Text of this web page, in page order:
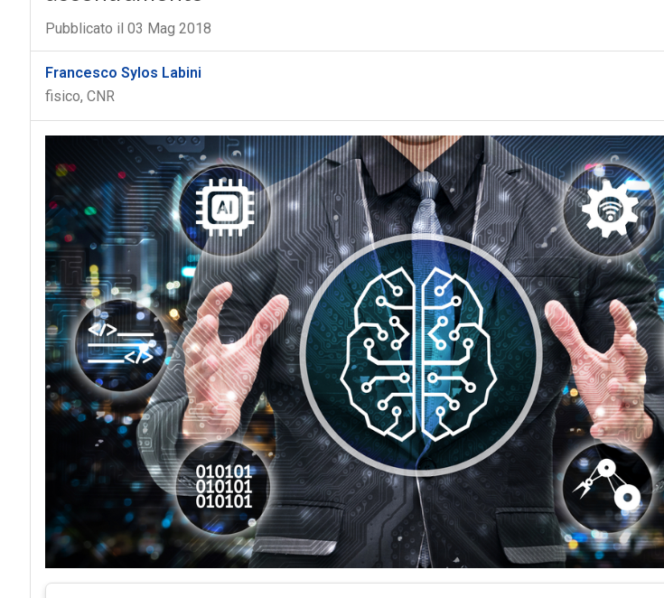
Pubblicato il 03 Mag 2018
Francesco Sylos Labini
fisico, CNR